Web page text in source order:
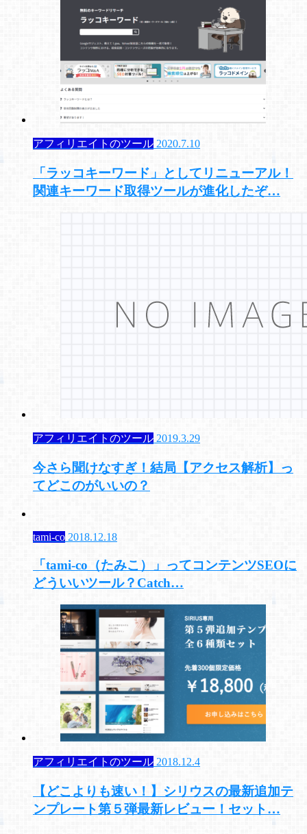
アフィリエイトのツール 2020.7.10
「ラッコキーワード」としてリニューアル！
関連キーワード取得ツールが進化したぞ…
アフィリエイトのツール 2019.3.29
今さら聞けなすぎ！結局【アクセス解析】っ
てどこのがいいの？
tami-co 2018.12.18
「tami-co（たみこ）」ってコンテンツSEOに
どういいツール？Catch…
アフィリエイトのツール 2018.12.4
【どこよりも速い！】シリウスの最新追加テ
ンプレート第５弾最新レビュー！セット…